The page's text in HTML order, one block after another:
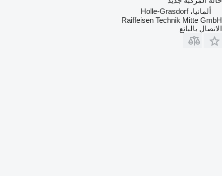
ألمانيا، Holle-Grasdorf
Raiffeisen Technik Mitte GmbH
الاتصال بالبائع